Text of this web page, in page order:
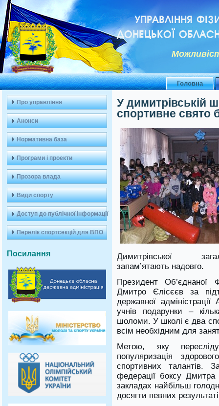
УПРАВЛІННЯ
ДОНЕЦЬКОЇ
Головна
Про управління
Анонси
Нормативна база
Програми і проекти
Прозора влада
Види спорту
Доступ до публічної інформації
Перелік спортсекцій для ВПО
Посилання
У димитрівській
спортивне свято
Димитрівської
запам’ятають надовго.
Президент Об’єднаної
Дмитро Єлісєєв за
державної
учнів подарунки –
шоломи. У школі є два
всім необхідним для
Метою, яку
популяризація
спортивних талантів.
федерації боксу
закладах найбільш
досягти певних